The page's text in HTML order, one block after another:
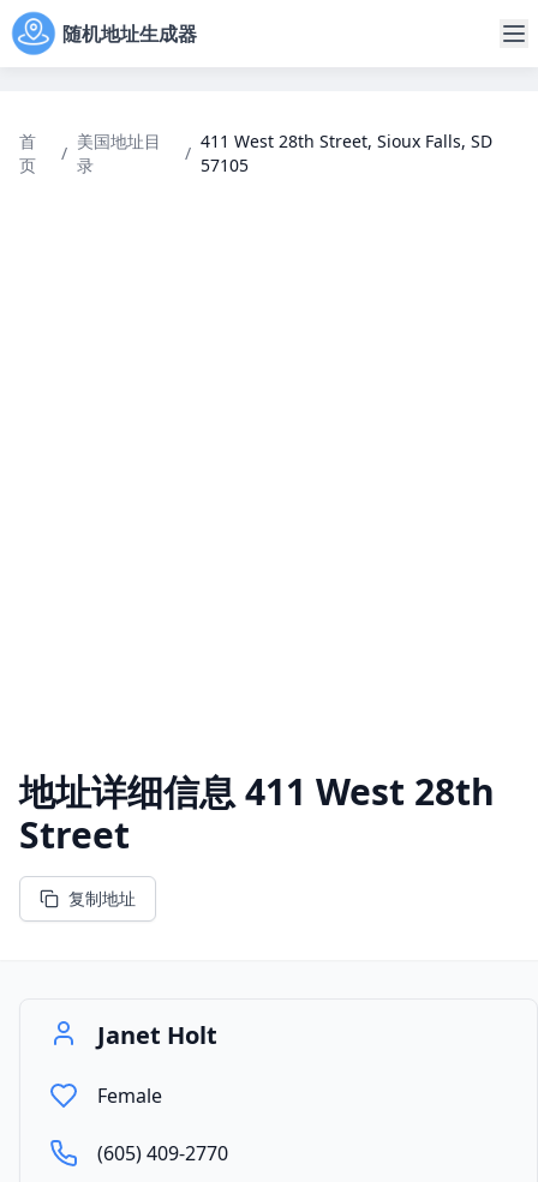
随机地址生成器
首
页
/
美国地址目
录
/
411 West 28th Street, Sioux Falls, SD
57105
地址详细信息411 West 28th
Street
复制地址
Janet Holt
Female
(605) 409-2770